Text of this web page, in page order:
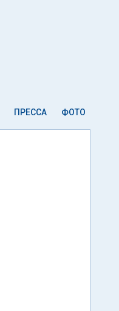
ПРЕССА ФОТО